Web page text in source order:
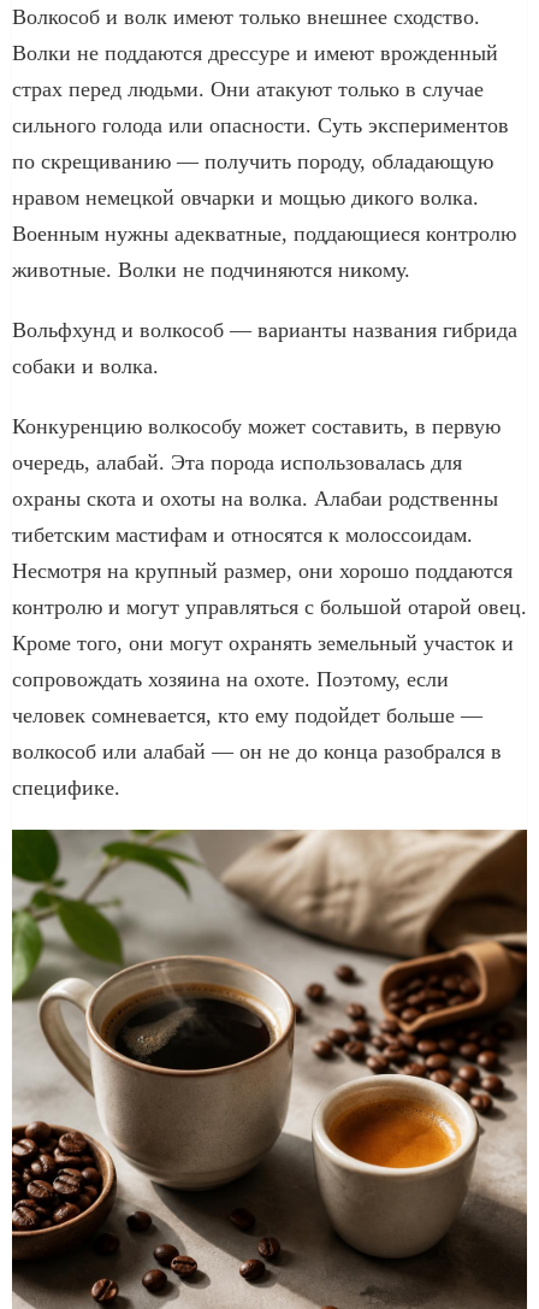
Волкособ и волк имеют только внешнее сходство.
Волки не поддаются дрессуре и имеют врожденный
страх перед людьми. Они атакуют только в случае
сильного голода или опасности. Суть экспериментов
по скрещиванию — получить породу, обладающую
нравом немецкой овчарки и мощью дикого волка.
Военным нужны адекватные, поддающиеся контролю
животные. Волки не подчиняются никому.
Вольфхунд и волкособ — варианты названия гибрида
собаки и волка.
Конкуренцию волкособу может составить, в первую
очередь, алабай. Эта порода использовалась для
охраны скота и охоты на волка. Алабаи родственны
тибетским мастифам и относятся к молоссоидам.
Несмотря на крупный размер, они хорошо поддаются
контролю и могут управляться с большой отарой овец.
Кроме того, они могут охранять земельный участок и
сопровождать хозяина на охоте. Поэтому, если
человек сомневается, кто ему подойдет больше —
волкособ или алабай — он не до конца разобрался в
специфике.